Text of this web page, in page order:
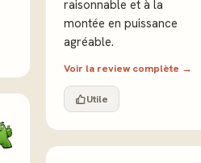
raisonnable et à la
montée en puissance
agréable.
Voir la review complète →
Utile